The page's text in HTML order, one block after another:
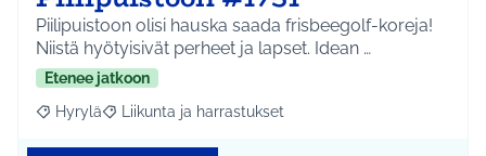
Piilipuistoon olisi hauska saada frisbeegolf-koreja!
Niistä hyötyisivät perheet ja lapset. Idean …
Etenee jatkoon
Rajaa tulokset aihepiirin mukaan: Hyrylä
Hyrylä Rajaa tulokset teeman mukaan: Liikunta ja
Liikunta ja harrastukset